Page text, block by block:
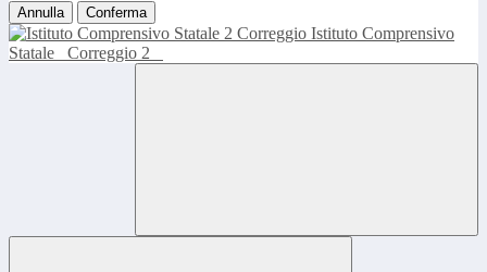
Annulla Conferma
Istituto Comprensivo
Statale
Correggio 2